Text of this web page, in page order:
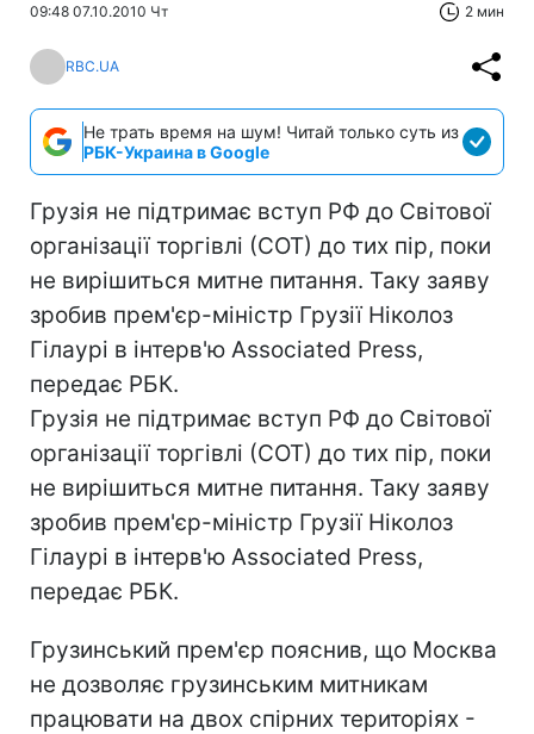
09:48 07.10.2010 Чт 2 мин
RBC.UA
Не трать время на шум! Читай только суть из
РБК-Украина в Google
Грузія не підтримає вступ РФ до Світової
організації торгівлі (СОТ) до тих пір, поки
не вирішиться митне питання. Таку заяву
зробив прем'єр-міністр Грузії Ніколоз
Гілаурі в інтерв'ю Associated Press,
передає РБК.
Грузія не підтримає вступ РФ до Світової
організації торгівлі (СОТ) до тих пір, поки
не вирішиться митне питання. Таку заяву
зробив прем'єр-міністр Грузії Ніколоз
Гілаурі в інтерв'ю Associated Press,
передає РБК.
Грузинський прем'єр пояснив, що Москва
не дозволяє грузинським митникам
працювати на двох спірних територіях -